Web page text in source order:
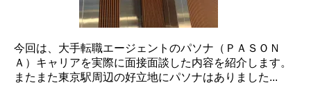
今回は、大手転職エージェントのパソナ（ＰＡＳＯＮ
Ａ）キャリアを実際に面接面談した内容を紹介します。
またまた東京駅周辺の好立地にパソナはありました...